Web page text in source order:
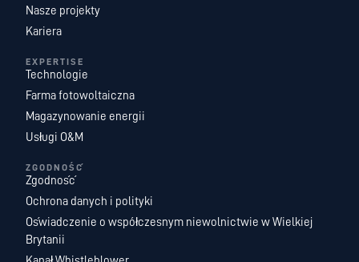
Nasze projekty
Kariera
EXPERTISE
Technologie
Farma fotowoltaiczna
Magazynowanie energii
Usługi O&M
ZGODNOŚĆ
Zgodność
Ochrona danych i polityki
Oświadczenie o współczesnym niewolnictwie w Wielkiej
Brytanii